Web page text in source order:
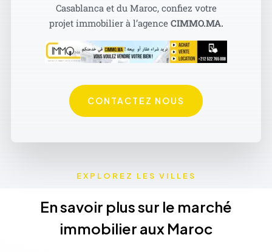
Casablanca et du Maroc, confiez votre
projet immobilier à l’agence CIMMO.MA.
CONTACTEZ NOUS
EXPLOREZ LES VILLES
En savoir plus sur le marché
immobilier aux Maroc